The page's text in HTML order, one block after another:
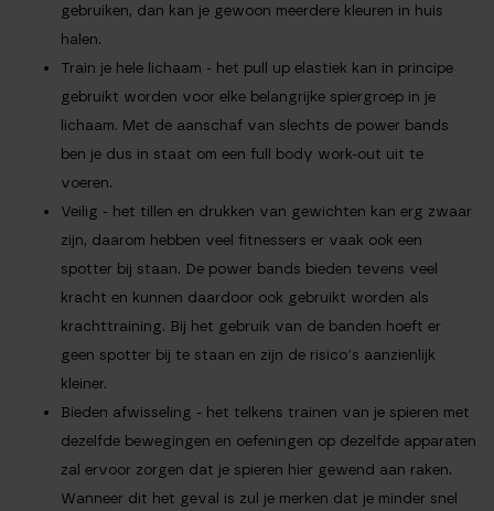
gebruiken, dan kan je gewoon meerdere kleuren in huis
halen.
Train je hele lichaam - het pull up elastiek kan in principe
gebruikt worden voor elke belangrijke spiergroep in je
lichaam. Met de aanschaf van slechts de power bands
ben je dus in staat om een full body work-out uit te
voeren.
Veilig - het tillen en drukken van gewichten kan erg zwaar
zijn, daarom hebben veel fitnessers er vaak ook een
spotter bij staan. De power bands bieden tevens veel
kracht en kunnen daardoor ook gebruikt worden als
krachttraining. Bij het gebruik van de banden hoeft er
geen spotter bij te staan en zijn de risico’s aanzienlijk
kleiner.
Bieden afwisseling - het telkens trainen van je spieren met
dezelfde bewegingen en oefeningen op dezelfde apparaten
zal ervoor zorgen dat je spieren hier gewend aan raken.
Wanneer dit het geval is zul je merken dat je minder snel